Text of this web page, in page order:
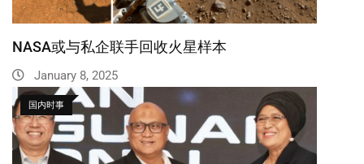
NASA或与私企联手回收火星样本
January 8, 2025
国内时事